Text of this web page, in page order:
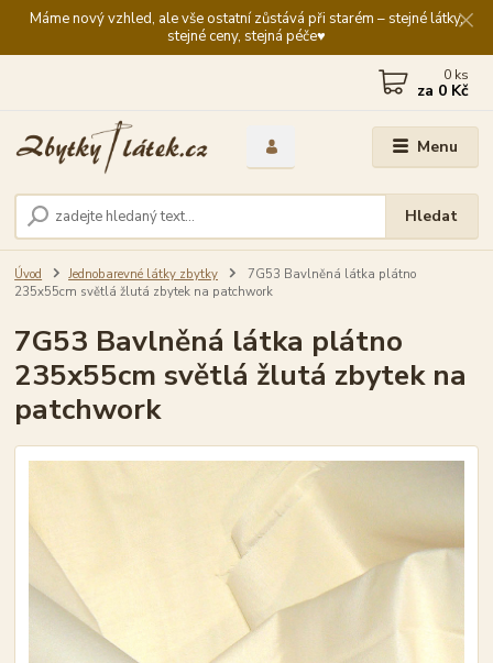
Máme nový vzhled, ale vše ostatní zůstává při starém – stejné látky,
stejné ceny, stejná péče♥️
Menu
Hledat
0 ks
za 0 Kč
Úvod Jednobarevné látky zbytky
7G53 Bavlněná látka plátno
235x55cm světlá žlutá zbytek na patchwork
7G53 Bavlněná látka plátno
235x55cm světlá žlutá zbytek na
patchwork